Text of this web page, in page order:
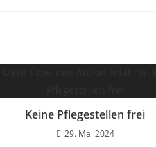
Keine Pflegestellen frei
29. Mai 2024